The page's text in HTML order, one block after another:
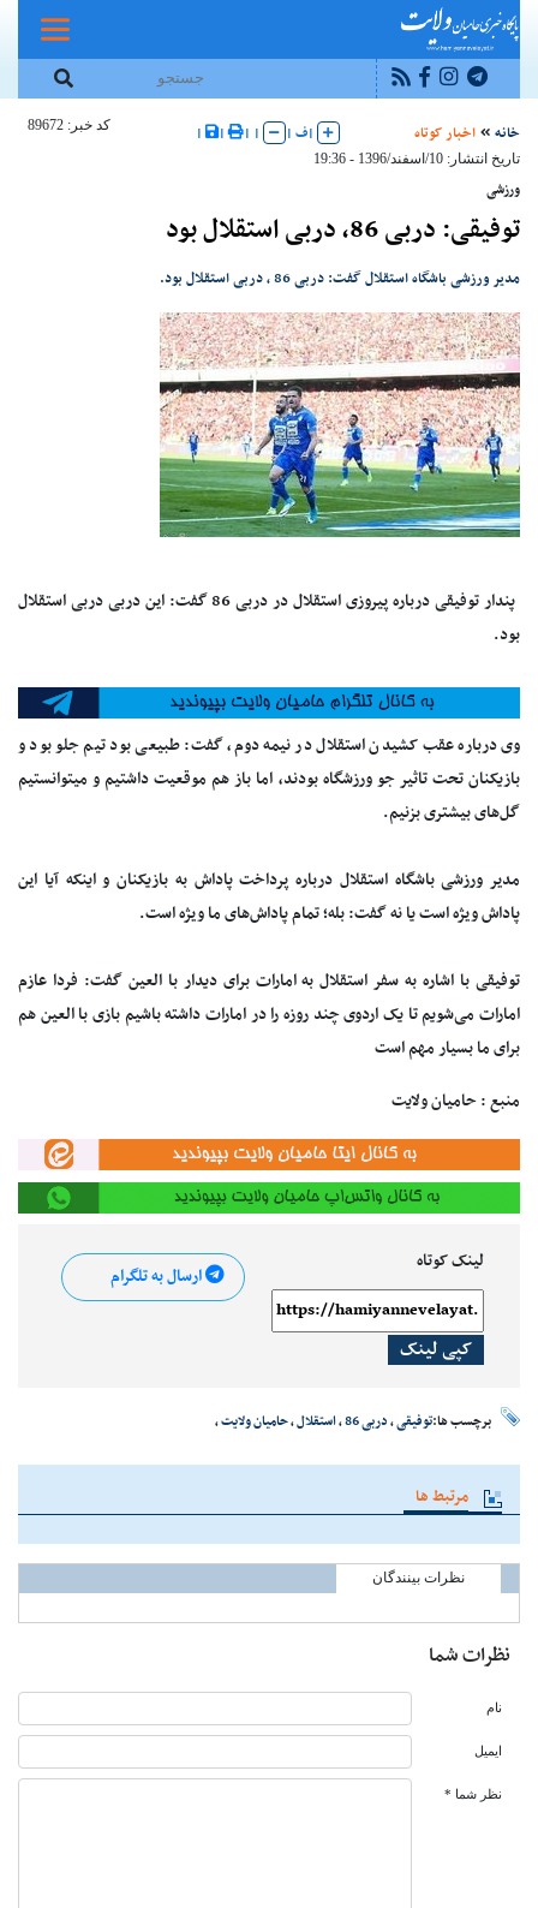
خانه اخبار کوتاه |ف |
|
|
|
|
کد خبر: 89672
تاریخ انتشار: 10/اسفند/1396 - 19:36
ورزشی
توفیقی: دربی 86، دربی استقلال بود
مدیر ورزشی باشگاه استقلال گفت: دربی 86 ، دربی استقلال بود.
پندار توفیقی درباره پیروزی استقلال در دربی 86 گفت: این دربی دربی استقلال
بود.
وی درباره عقب‌ کشیدن استقلال در نیمه دوم، گفت: طبیعی بود تیم جلو بود و
بازیکنان تحت تاثیر جو ورزشگاه بودند، اما باز هم موقعیت داشتیم و میتوانستیم
گل‌های بیشتری بزنیم.
مدیر ورزشی باشگاه استقلال درباره پرداخت پاداش به بازیکنان و اینکه آیا این
پاداش ویژه است یا نه گفت: بله؛ تمام پاداش‌های ما ویژه است.
توفیقی با اشاره به سفر استقلال به امارات برای دیدار با العین گفت: فردا عازم
امارات می‌شویم تا یک اردوی چند روزه را در امارات داشته باشیم بازی با العین هم
برای ما بسیار مهم است
منبع : حامیان ولایت
لینک کوتاه
کپی لینک
ارسال به تلگرام
برچسب ها:توفیقی،دربی 86 ،استقلال،حامیان ولایت،
مرتبط ها
نظرات بینندگان
نظرات شما
نام
ایمیل
نظر شما *